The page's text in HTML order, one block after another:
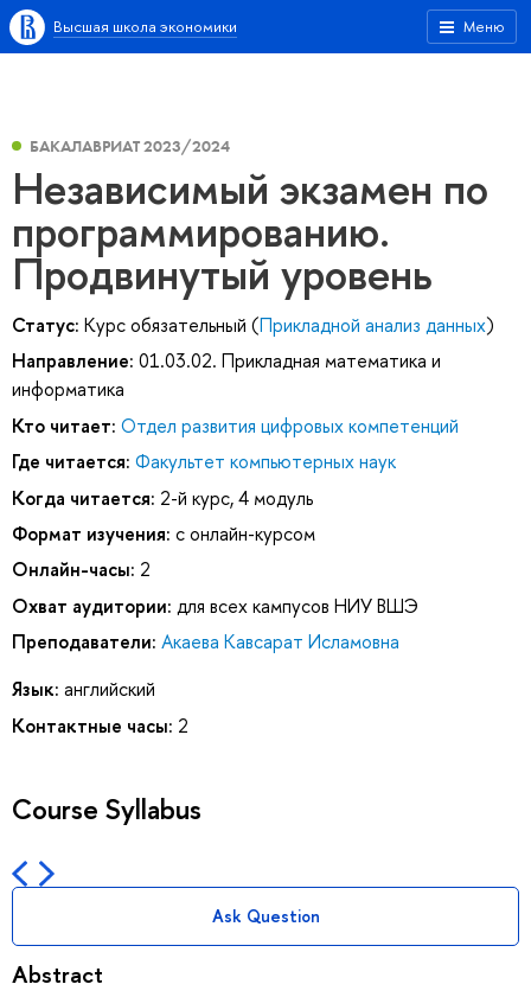
Меню
Высшая школа экономики
БАКАЛАВРИАТ 2023/2024
Независимый экзамен по
программированию.
Продвинутый уровень
Статус: Курс обязательный (Прикладной анализ данных)
Направление: 01.03.02. Прикладная математика и
информатика
Кто читает: Отдел развития цифровых компетенций
Где читается: Факультет компьютерных наук
Когда читается: 2-й курс, 4 модуль
Формат изучения: с онлайн-курсом
Онлайн-часы: 2
Охват аудитории: для всех кампусов НИУ ВШЭ
Преподаватели: Акаева Кавсарат Исламовна
Язык: английский
Контактные часы: 2
Course Syllabus
Ask Question
Abstract